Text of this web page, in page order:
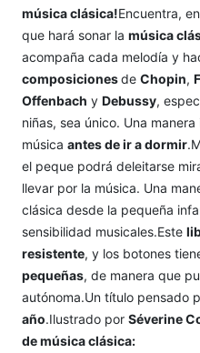
música clásica!Encuentra,
que hará sonar la música
acompaña cada melodía y
composicionesde Chopin,
Offenbach y Debussy,
niñas, sea único. Una
música antes de ir a dormir
el peque podrá deleitarse
llevar por la música. Una
clásica desde la pequeña
sensibilidad musicales.Este
resistente, y los botones
pequeñas, de manera que
autónoma.Un título pensado
año.Ilustrado por Séverine
de música clásica: